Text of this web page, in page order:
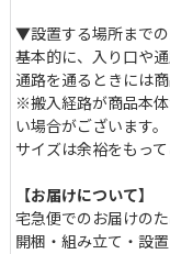
▼設置する場所まで
基本的に、入り口や
通路を通るときには
※搬入経路が商品本
い場合がございます。
サイズは余裕をもって
【お届けについて】
宅急便でのお届けの
開梱・組み立て・設